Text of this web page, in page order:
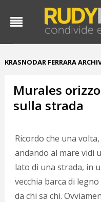
KRASNODAR FERRARA
Murales
sulla strada
Ricordo che una
andando al mare vidi
lato di una strada, in
vecchia barca di
da chi sa chi.